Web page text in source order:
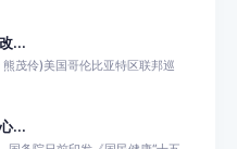
...
茂伶)美国哥伦比亚特区联邦巡
...